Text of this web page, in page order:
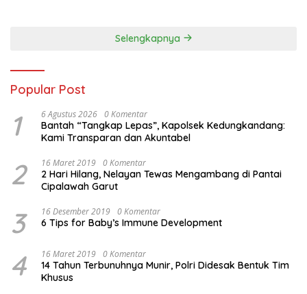
Selengkapnya
Popular Post
1 6 Agustus 2026 0 Komentar
Bantah “Tangkap Lepas”, Kapolsek Kedungkandang:
Kami Transparan dan Akuntabel
2 16 Maret 2019 0 Komentar
2 Hari Hilang, Nelayan Tewas Mengambang di Pantai
Cipalawah Garut
3 16 Desember 2019 0 Komentar
6 Tips for Baby’s Immune Development
4 16 Maret 2019 0 Komentar
14 Tahun Terbunuhnya Munir, Polri Didesak Bentuk Tim
Khusus